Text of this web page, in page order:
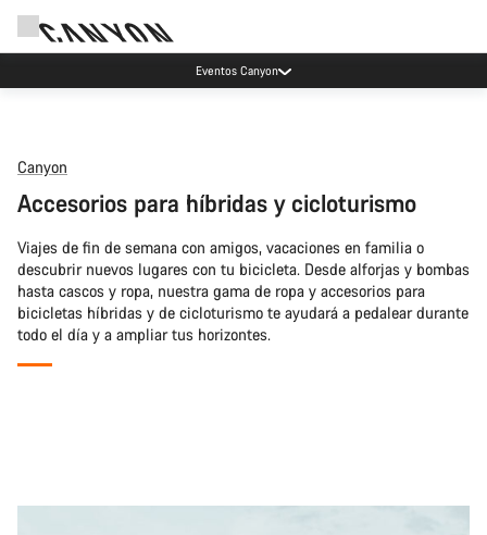
Eventos Canyon
Canyon
Accesorios para híbridas y cicloturismo
Viajes de fin de semana con amigos, vacaciones en familia o
descubrir nuevos lugares con tu bicicleta. Desde alforjas y bombas
hasta cascos y ropa, nuestra gama de ropa y accesorios para
bicicletas híbridas y de cicloturismo te ayudará a pedalear durante
todo el día y a ampliar tus horizontes.